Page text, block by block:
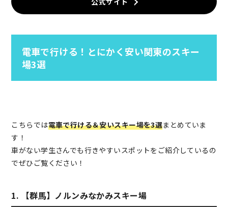
電車で行ける！とにかく安い関東のスキー
場3選
こちらでは電車で行ける＆安いスキー場を3選まとめていま
す！
車がない学生さんでも行きやすいスポットをご紹介しているの
でぜひご覧ください！
1. 【群馬】ノルンみなかみスキー場